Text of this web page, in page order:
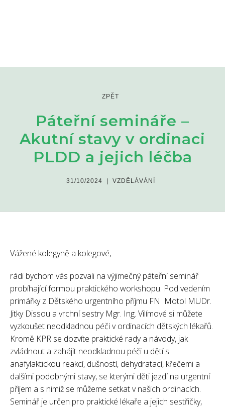
ZPĚT
Páteřní semináře –
Akutní stavy v ordinaci
PLDD a jejich léčba
31/10/2024 VZDĚLÁVÁNÍ
Vážené kolegyně a kolegové,
rádi bychom vás pozvali na výjimečný páteřní seminář
probíhající formou praktického workshopu. Pod vedením
primářky z Dětského urgentního příjmu FN Motol MUDr.
Jitky Dissou a vrchní sestry Mgr. Ing. Vilímové si můžete
vyzkoušet neodkladnou péči v ordinacích dětských lékařů.
Kromě KPR se dozvíte praktické rady a návody, jak
zvládnout a zahájit neodkladnou péči u dětí s
anafylaktickou reakcí, dušností, dehydratací, křečemi a
dalšími podobnými stavy, se kterými děti jezdí na urgentní
příjem a s nimiž se můžeme setkat v našich ordinacích.
Seminář je určen pro praktické lékaře a jejich sestřičky,